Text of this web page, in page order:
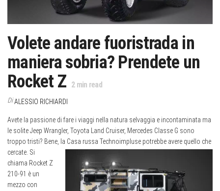
Volete andare fuoristrada in
maniera sobria? Prendete un
Rocket Z 2min read
DiALESSIO RICHIARDI
Avete la passione di fare i viaggi nella natura selvaggia e incontaminata ma
le solite Jeep Wrangler, Toyota Land Cruiser, Mercedes Classe G sono
troppo tristi? Bene, la Casa russa Technoimpluse potrebbe avere quello che
cercate. Si
chiama Rocket Z
210-91 è un
mezzo con